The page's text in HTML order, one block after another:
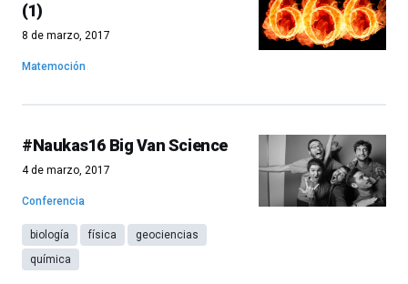
(1)
8 de marzo, 2017
Matemoción
#Naukas16 Big Van Science
4 de marzo, 2017
Conferencia
biología física
geociencias
química